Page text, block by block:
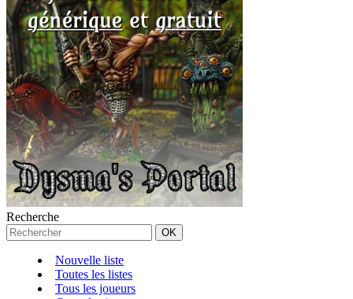
Recherche
Nouvelle liste
Toutes les listes
Tous les joueurs